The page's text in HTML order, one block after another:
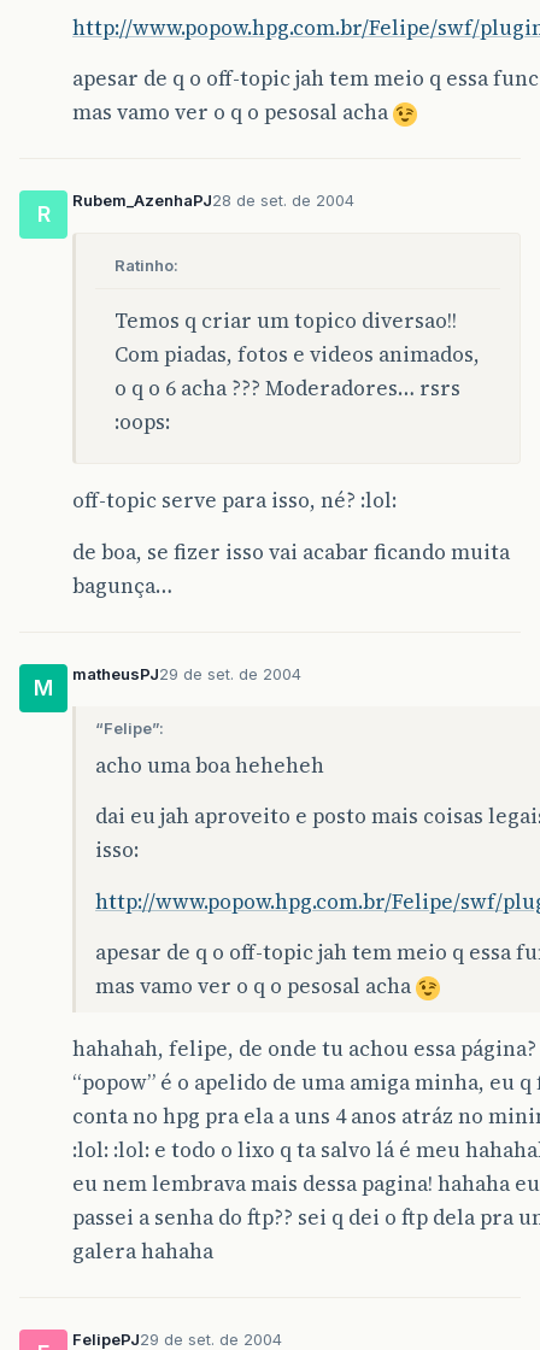
http://www.popow.hpg.com.br/Felipe/swf/
apesar de q o off-topic jah tem meio q essa
mas vamo ver o q o pesosal acha
R
Rubem_AzenhaPJ28 de set. de 2004
Ratinho:
Temos q criar um topico diversao!!
Com piadas, fotos e videos animados,
o q o 6 acha ??? Moderadores… rsrs
:oops:
off-topic serve para isso, né? :lol:
de boa, se fizer isso vai acabar ficando muita
bagunça…
M
matheusPJ29 de set. de 2004
“Felipe”:
acho uma boa heheheh
dai eu jah aproveito e posto mais coisas
isso:
http://www.popow.hpg.com.br/Felipe/swf/
apesar de q o off-topic jah tem meio q essa
mas vamo ver o q o pesosal acha
hahahah, felipe, de onde tu achou essa
“popow” é o apelido de uma amiga minha, eu q
conta no hpg pra ela a uns 4 anos atráz no
:lol: :lol: e todo o lixo q ta salvo lá é meu
eu nem lembrava mais dessa pagina! hahaha
passei a senha do ftp?? sei q dei o ftp dela pra
galera hahaha
FelipePJ29 de set. de 2004